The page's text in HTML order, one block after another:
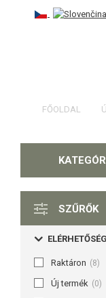
FŐOLDAL
SZŰRŐK
ELÉRHETŐSÉG
Raktáron (8)
Új termék (0)